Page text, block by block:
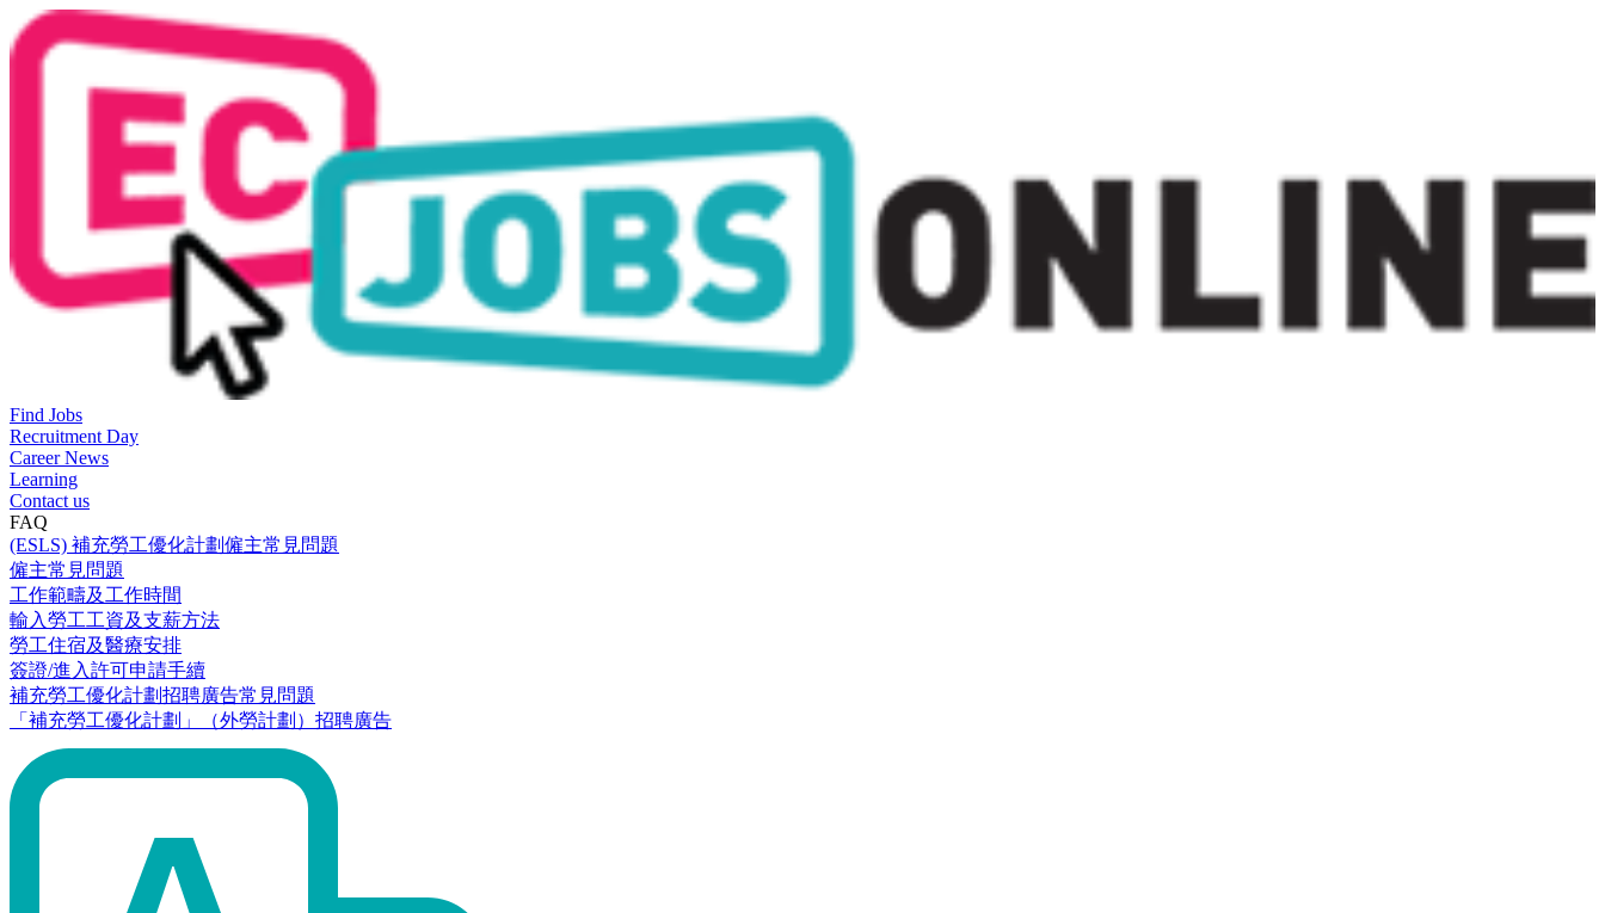
Find Jobs
Recruitment Day
Career News
Learning
Contact us
FAQ
(ESLS) 補充勞工優化計劃僱主常見問題
僱主常見問題
工作範疇及工作時間
輸入勞工工資及支薪方法
勞工住宿及醫療安排
簽證/進入許可申請手續
補充勞工優化計劃招聘廣告常見問題
「補充勞工優化計劃」（外勞計劃）招聘廣告